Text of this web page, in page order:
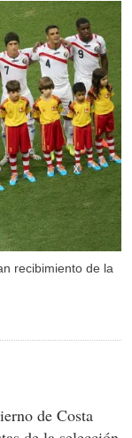
recibimiento de la
X
de Costa